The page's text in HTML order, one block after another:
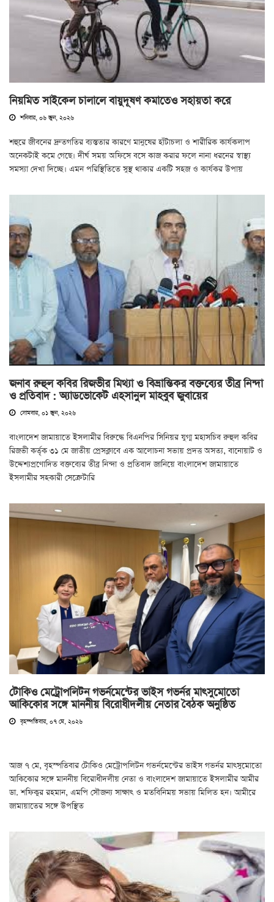
নিয়মিত সাইকেল চালালে বায়ুদূষণ কমাতেও সহায়তা করে
শনিবার, ০৬ জুন, ২০২৬
শহুরে জীবনের দ্রুতগতির ব্যস্ততার কারণে মানুষের হাঁটাচলা ও শারীরিক কার্যকলাপ
অনেকটাই কমে গেছে। দীর্ঘ সময় অফিসে বসে কাজ করার ফলে নানা ধরনের স্বাস্থ্য
সমস্যা দেখা দিচ্ছে। এমন পরিস্থিতিতে সুস্থ থাকার একটি সহজ ও কার্যকর উপায়
জনাব রুহুল কবির রিজভীর মিথ্যা ও বিভ্রান্তিকর বক্তব্যের তীব্র নিন্দা
ও প্রতিবাদ : অ্যাডভোকেট এহসানুল মাহবুব জুবায়ের
সোমবার, ০১ জুন, ২০২৬
বাংলাদেশ জামায়াতে ইসলামীর বিরুদ্ধে বিএনপির সিনিয়র যুগ্ম মহাসচিব রুহুল কবির
রিজভী কর্তৃক ৩১ মে জাতীয় প্রেসক্লাবে এক আলোচনা সভায় প্রদত্ত অসত্য, বানোয়াট ও
উদ্দেশ্যপ্রণোদিত বক্তব্যের তীব্র নিন্দা ও প্রতিবাদ জানিয়ে বাংলাদেশ জামায়াতে
ইসলামীর সহকারী সেক্রেটারি
টোকিও মেট্রোপলিটন গভর্নমেন্টের ভাইস গভর্নর মাৎসুমোতো
আকিকোর সঙ্গে মাননীয় বিরোধীদলীয় নেতার বৈঠক অনুষ্ঠিত
বৃহস্পতিবার, ০৭ মে, ২০২৬
আজ ৭ মে, বৃহস্পতিবার টোকিও মেট্রোপলিটন গভর্নমেন্টের ভাইস গভর্নর মাৎসুমোতো
আকিকোর সঙ্গে মাননীয় বিরোধীদলীয় নেতা ও বাংলাদেশ জামায়াতে ইসলামীর আমীর
ডা. শফিকুর রহমান, এমপি সৌজন্য সাক্ষাৎ ও মতবিনিময় সভায় মিলিত হন। আমীরে
জামায়াতের সঙ্গে উপস্থিত